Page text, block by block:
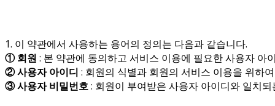
1. 이 약관에서 사용하는 용어의 정의는 다음과 같습니다.
① 회원 : 본 약관에 동의하고 서비스 이용에 필요한 사용자
② 사용자 아이디 : 회원의 식별과 회원의 서비스 이용을 위하
③ 사용자 비밀번호: 회원이 부여받은 사용자 아이디와 일치